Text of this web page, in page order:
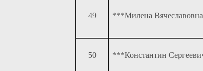
49 ***Милена Вячеславовна
50 ***Константин